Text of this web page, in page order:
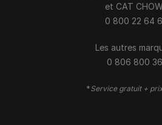
et CAT
0 800 22 64
Les autres
0 806 800
*Service gratuit +